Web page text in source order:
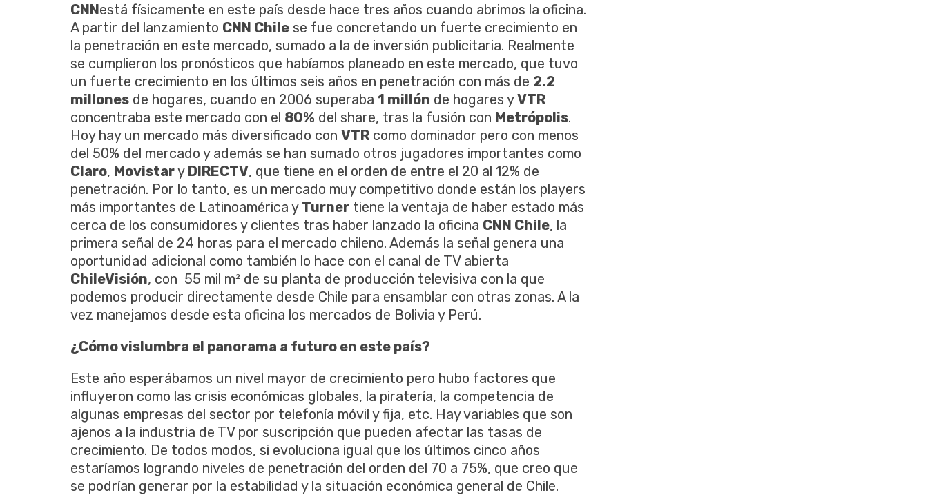
CNNestá físicamente en este país desde hace tres años cuando abrimos la oficina.
A partir del lanzamiento CNN Chile se fue concretando un fuerte crecimiento en
la penetración en este mercado, sumado a la de inversión publicitaria. Realmente
se cumplieron los pronósticos que habíamos planeado en este mercado, que tuvo
un fuerte crecimiento en los últimos seis años en penetración con más de 2.2
millones de hogares, cuando en 2006 superaba 1 millón de hogares yVTR
concentraba este mercado con el 80% del share, tras la fusión con Metrópolis.
Hoy hay un mercado más diversificado con VTR como dominador pero con menos
del 50% del mercado y además se han sumado otros jugadores importantes como
Claro, Movistary DIRECTV, que tiene en el orden de entre el 20 al 12% de
penetración. Por lo tanto, es un mercado muy competitivo donde están los players
más importantes de Latinoamérica y Turner tiene la ventaja de haber estado más
cerca de los consumidores y clientes tras haber lanzado la oficina CNN Chile, la
primera señal de 24 horas para el mercado chileno. Además la señal genera una
oportunidad adicional como también lo hace con el canal de TV abierta
ChileVisión, con 55 mil m² de su planta de producción televisiva con la que
podemos producir directamente desde Chile para ensamblar con otras zonas. A la
vez manejamos desde esta oficina los mercados de Bolivia y Perú.
¿Cómo vislumbra el panorama a futuro en este país?
Este año esperábamos un nivel mayor de crecimiento pero hubo factores que
influyeron como las crisis económicas globales, la piratería, la competencia de
algunas empresas del sector por telefonía móvil y fija, etc. Hay variables que son
ajenos a la industria de TV por suscripción que pueden afectar las tasas de
crecimiento. De todos modos, si evoluciona igual que los últimos cinco años
estaríamos logrando niveles de penetración del orden del 70 a 75%, que creo que
se podrían generar por la estabilidad y la situación económica general de Chile.